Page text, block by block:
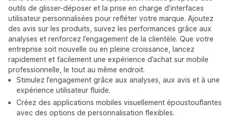
outils de glisser-déposer et la prise en charge d’interfaces
utilisateur personnalisées pour refléter votre marque. Ajoutez
des avis sur les produits, suivez les performances grâce aux
analyses et renforcez l’engagement de la clientèle. Que votre
entreprise soit nouvelle ou en pleine croissance, lancez
rapidement et facilement une expérience d’achat sur mobile
professionnelle, le tout au même endroit.
Stimulez l’engagement grâce aux analyses, aux avis et à une
expérience utilisateur fluide.
Créez des applications mobiles visuellement époustouflantes
avec des options de personnalisation flexibles.